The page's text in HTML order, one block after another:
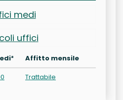
medi
uffici
Affitto mensile
Trattabile